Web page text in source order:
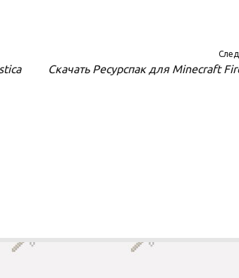
Скачать Ресурспак для Minecraft